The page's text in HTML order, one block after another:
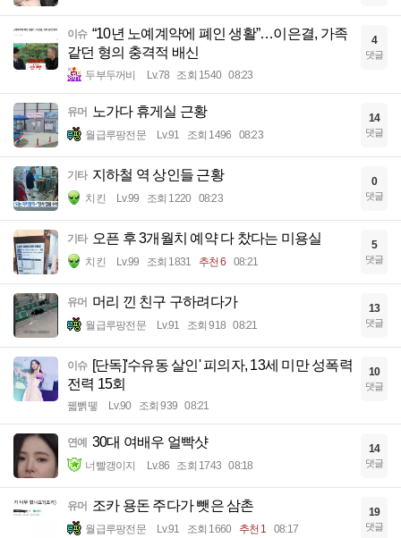
이슈 “10년 노예계약에 폐인 생활”…이은결, 가족
같던 형의 충격적 배신
두부두꺼비 Lv.78 조회 1540 08:23
4
댓글
유머 노가다 휴게실 근황
월급루팡전문 Lv.91 조회 1496 08:23
14
댓글
기타 지하철 역 상인들 근황
치킨 Lv.99 조회 1220 08:23
0
댓글
기타 오픈 후 3개월치 예약 다 찼다는 미용실
치킨 Lv.99 조회 1831 추천 6 08:21
5
댓글
유머 머리 낀 친구 구하려다가
월급루팡전문 Lv.91 조회 918 08:21
13
댓글
이슈 [단독]'수유동 살인' 피의자, 13세 미만 성폭력
전력 15회
꿻뻵뗗 Lv.90 조회 939 08:21
10
댓글
연예 30대 여배우 얼빡샷
너빨갱이지 Lv.86 조회 1743 08:18
14
댓글
유머 조카 용돈 주다가 뺏은 삼촌
월급루팡전문 Lv.91 조회 1660 추천 1 08:17
19
댓글